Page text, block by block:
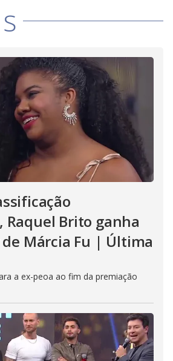
Raquel Brito ganha
Márcia Fu | Última
a ex-peoa ao fim da premiação